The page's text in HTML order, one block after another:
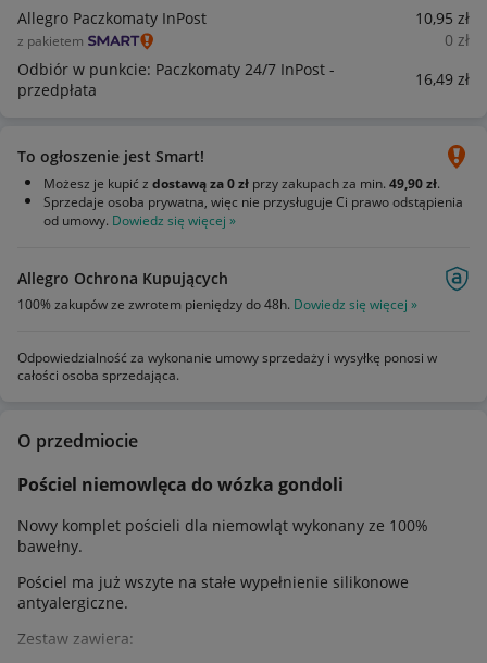
Allegro Paczkomaty InPost
10,95 zł
z pakietem 0 zł
Odbiór w punkcie: Paczkomaty 24/7 InPost -
przedpłata
16,49 zł
To ogłoszenie jest Smart!
Możesz je kupić z dostawą za 0 zł przy zakupach za min. 49,90 zł.
Sprzedaje osoba prywatna, więc nie przysługuje Ci prawo odstąpienia
od umowy. Dowiedz się więcej »
Allegro Ochrona Kupujących
100% zakupów ze zwrotem pieniędzy do 48h. Dowiedz się więcej »
Odpowiedzialność za wykonanie umowy sprzedaży i wysyłkę ponosi w
całości osoba sprzedająca.
O przedmiocie
Pościel niemowlęca do wózka gondoli
Nowy komplet pościeli dla niemowląt wykonany ze 100%
bawełny.
Pościel ma już wszyte na stałe wypełnienie silikonowe
antyalergiczne.
Zestaw zawiera: